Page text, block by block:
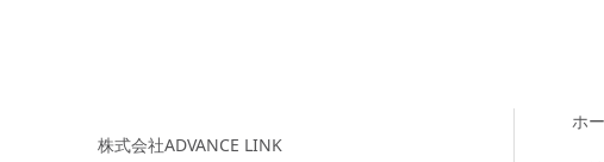
株式会社ADVANCE LINK
ホ